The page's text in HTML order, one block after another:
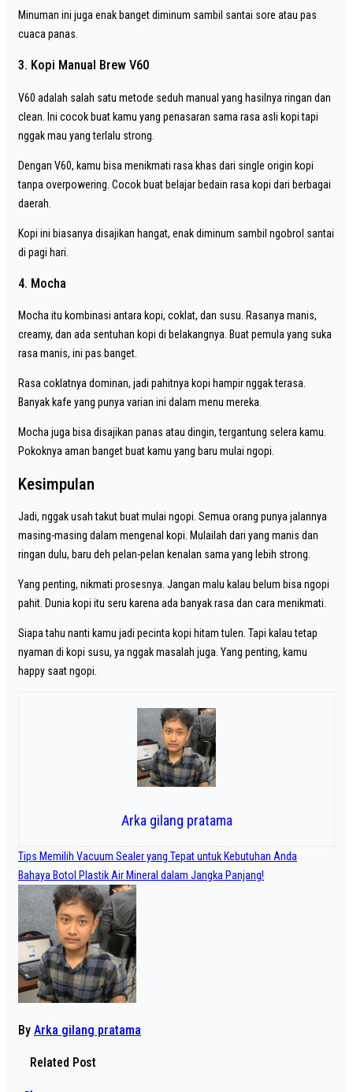
Minuman ini juga enak banget diminum sambil santai sore atau pas
cuaca panas.
3. Kopi Manual Brew V60
V60 adalah salah satu metode seduh manual yang hasilnya ringan dan
clean. Ini cocok buat kamu yang penasaran sama rasa asli kopi tapi
nggak mau yang terlalu strong.
Dengan V60, kamu bisa menikmati rasa khas dari single origin kopi
tanpa overpowering. Cocok buat belajar bedain rasa kopi dari berbagai
daerah.
Kopi ini biasanya disajikan hangat, enak diminum sambil ngobrol santai
di pagi hari.
4. Mocha
Mocha itu kombinasi antara kopi, coklat, dan susu. Rasanya manis,
creamy, dan ada sentuhan kopi di belakangnya. Buat pemula yang suka
rasa manis, ini pas banget.
Rasa coklatnya dominan, jadi pahitnya kopi hampir nggak terasa.
Banyak kafe yang punya varian ini dalam menu mereka.
Mocha juga bisa disajikan panas atau dingin, tergantung selera kamu.
Pokoknya aman banget buat kamu yang baru mulai ngopi.
Kesimpulan
Jadi, nggak usah takut buat mulai ngopi. Semua orang punya jalannya
masing-masing dalam mengenal kopi. Mulailah dari yang manis dan
ringan dulu, baru deh pelan-pelan kenalan sama yang lebih strong.
Yang penting, nikmati prosesnya. Jangan malu kalau belum bisa ngopi
pahit. Dunia kopi itu seru karena ada banyak rasa dan cara menikmati.
Siapa tahu nanti kamu jadi pecinta kopi hitam tulen. Tapi kalau tetap
nyaman di kopi susu, ya nggak masalah juga. Yang penting, kamu
happy saat ngopi.
Arka gilang pratama
Navigasi
pos
Tips Memilih Vacuum Sealer yang Tepat untuk Kebutuhan Anda
Bahaya Botol Plastik Air Mineral dalam Jangka Panjang!
By Arka gilang pratama
Related Post